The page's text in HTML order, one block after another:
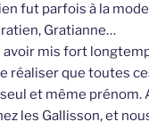
fut parfois à la
Gratianne…
avoir mis fort
réaliser que toutes
seul et même
les Gallisson, et